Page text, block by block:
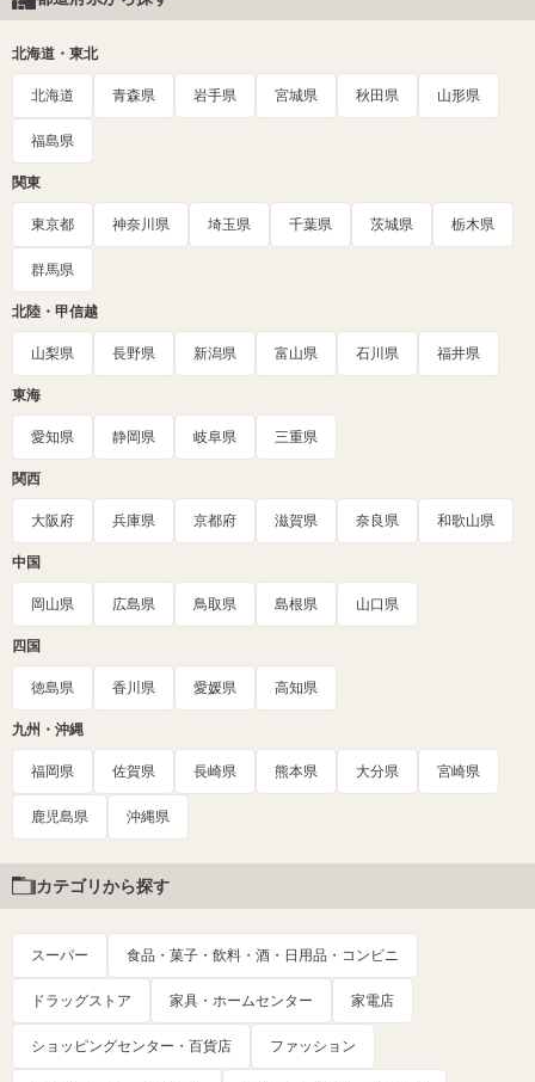
北海道・東北
北海道 青森県 岩手県 宮城県 秋田県 山形県
福島県
関東
東京都 神奈川県 埼玉県 千葉県 茨城県 栃木県
群馬県
北陸・甲信越
山梨県 長野県 新潟県 富山県 石川県 福井県
東海
愛知県 静岡県 岐阜県 三重県
関西
大阪府 兵庫県 京都府 滋賀県 奈良県 和歌山県
中国
岡山県 広島県 鳥取県 島根県 山口県
四国
徳島県 香川県 愛媛県 高知県
九州・沖縄
福岡県 佐賀県 長崎県 熊本県 大分県 宮崎県
鹿児島県 沖縄県
カテゴリから探す
スーパー 食品・菓子・飲料・酒・日用品・コンビニ
ドラッグストア 家具・ホームセンター 家電店
ショッピングセンター・百貨店 ファッション